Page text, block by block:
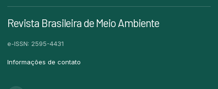
Revista Brasileira de Meio Ambiente
e-ISSN: 2595-4431
Informações de contato